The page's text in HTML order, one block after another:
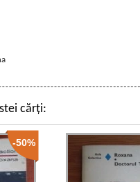
cărți:
-50%